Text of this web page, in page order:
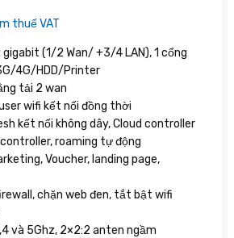
thuế VAT
(1/2 Wan/ +3/4 LAN), 1 cổng
4G/HDD/Printer
tải 2 wan
wifi kết nối đồng thời
kết nối không dây, Cloud controller
roaming tự động
Voucher, landing page,
chặn web đen, tắt bật wifi
và 5Ghz, 2×2:2 anten ngầm